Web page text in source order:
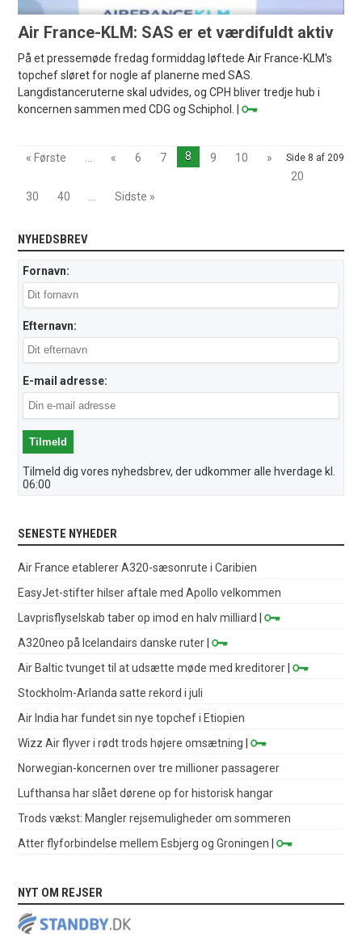
Air France-KLM: SAS er et værdifuldt aktiv
På et pressemøde fredag formiddag løftede Air France-KLM's
topchef sløret for nogle af planerne med SAS.
Langdistanceruterne skal udvides, og CPH bliver tredje hub i
koncernen sammen med CDG og Schiphol. |
Side 8 af 209
« Første « 6 7 8 9 10
»
20
30
40 Sidste »
NYHEDSBREV
Fornavn:
Efternavn:
E-mail adresse:
Tilmeld dig vores nyhedsbrev, der udkommer alle hverdage kl.
06:00
SENESTE NYHEDER
Air France etablerer A320-sæsonrute i Caribien
EasyJet-stifter hilser aftale med Apollo velkommen
Lavprisflyselskab taber op imod en halv milliard
|
A320neo på Icelandairs danske ruter |
Air Baltic tvunget til at udsætte møde med kreditorer |
Stockholm-Arlanda satte rekord i juli
Air India har fundet sin nye topchef i Etiopien
Wizz Air flyver i rødt trods højere omsætning |
Norwegian-koncernen over tre millioner passagerer
Lufthansa har slået dørene op for historisk hangar
Trods vækst: Mangler rejsemuligheder om sommeren
Atter flyforbindelse mellem Esbjerg og Groningen |
NYT OM REJSER